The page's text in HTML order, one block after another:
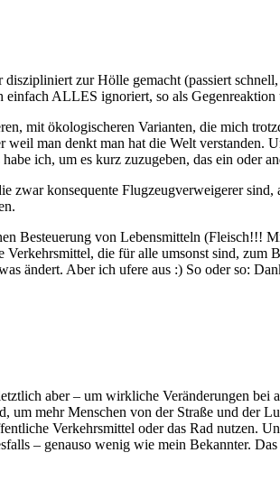
zur Hölle gemacht (passiert
ALLES ignoriert, so als
mit ökologischeren Varianten, die mich
man denkt man hat die Welt verstanden.
ich, um es kurz zuzugeben, das ein oder
zwar konsequente Flugzeugverweigerer
Besteuerung von Lebensmitteln (Fleisch!!!
die für alle umsonst sind, zum
ändert. Aber ich ufere aus :) So oder so:
aber – um wirkliche Veränderungen bei
mehr Menschen von der Straße und der
Verkehrsmittel oder das Rad nutzen.
– genauso wenig wie mein Bekannter.